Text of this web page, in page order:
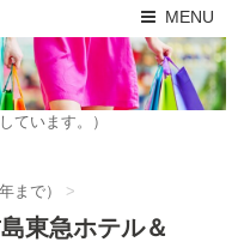
MENU
ています。）
まで） >
東急ホテル＆